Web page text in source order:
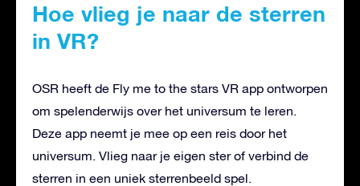
Hoe vlieg je naar de sterren
in VR?
OSR heeft de Fly me to the stars VR app ontworpen
om spelenderwijs over het universum te leren.
Deze app neemt je mee op een reis door het
universum. Vlieg naar je eigen ster of verbind de
sterren in een uniek sterrenbeeld spel.